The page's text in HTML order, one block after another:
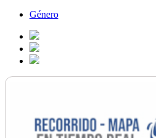
Género